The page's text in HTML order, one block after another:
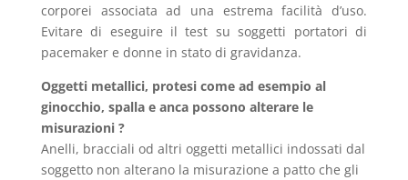
corporei associata ad una estrema facilità d’uso.
Evitare di eseguire il test su soggetti portatori di
pacemaker e donne in stato di gravidanza.
Oggetti metallici, protesi come ad esempio al
ginocchio, spalla e anca possono alterare le
misurazioni ?
Anelli, bracciali od altri oggetti metallici indossati dal
soggetto non alterano la misurazione a patto che gli